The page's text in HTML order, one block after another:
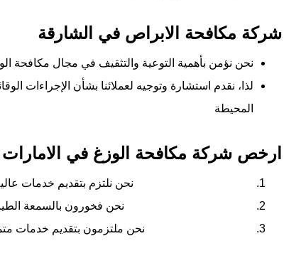
شركة مكافحة الابراص في الشارقة
نحن نؤمن بأهمية التوعية والتثقيف في مجال مكافحة
لذا، نقدم استشارة وتوجيه لعملائنا بشأن الإجراءات
المحيطة
ارخص شركة مكافحة الوزغ في الامارات
نحن نلتزم بتقديم خدمات
نحن فخورون بالسمعة
نحن ملتزمون بتقديم خدمات